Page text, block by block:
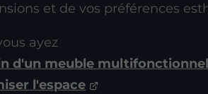
et de vos préférences
ayez
d'un meuble
l'espace